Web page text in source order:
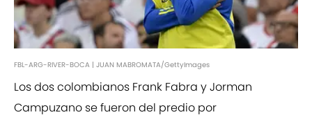
FBL-ARG-RIVER-BOCA | JUAN MABROMATA/GettyImages
Los dos colombianos Frank Fabra y Jorman
Campuzano se fueron del predio por